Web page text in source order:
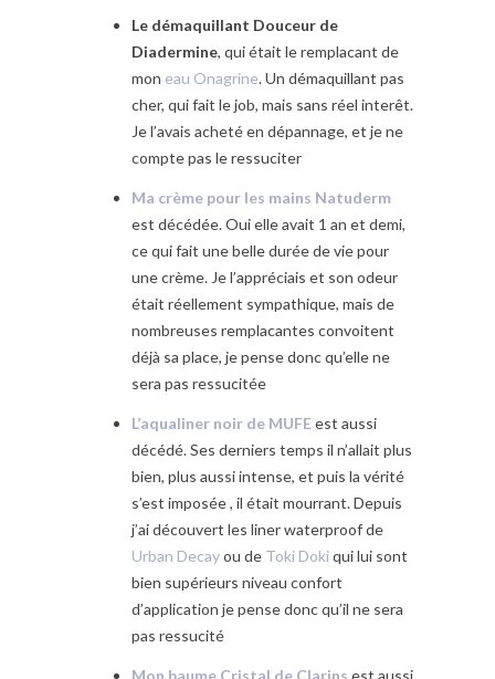
Le démaquillant Douceur de
Diadermine, qui était le remplacant de
mon eau Onagrine. Un démaquillant pas
cher, qui fait le job, mais sans réel interêt.
Je l’avais acheté en dépannage, et je ne
compte pas le ressuciter
Ma crème pour les mains Natuderm
est décédée. Oui elle avait 1 an et demi,
ce qui fait une belle durée de vie pour
une crème. Je l’appréciais et son odeur
était réellement sympathique, mais de
nombreuses remplacantes convoitent
déjà sa place, je pense donc qu’elle ne
sera pas ressucitée
L’aqualiner noir de MUFE est aussi
décédé. Ses derniers temps il n’allait plus
bien, plus aussi intense, et puis la vérité
s’est imposée , il était mourrant. Depuis
j’ai découvert les liner waterproof de
Urban Decayou de Toki Dokiqui lui sont
bien supérieurs niveau confort
d’application je pense donc qu’il ne sera
pas ressucité
Mon baume Cristal de Clarins est aussi